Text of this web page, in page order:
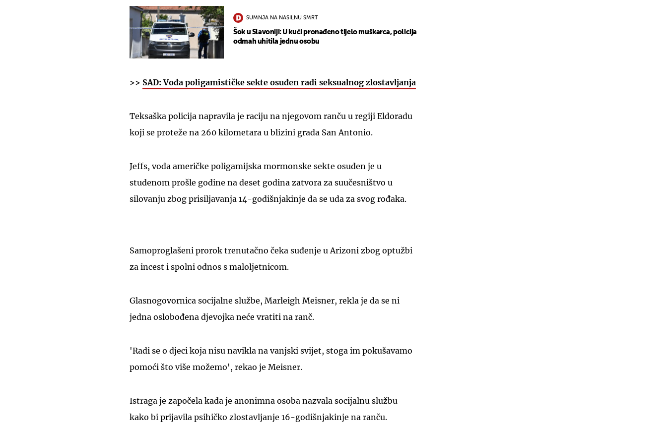
SUMNJA NA NASILNU SMRT
Šok u Slavoniji: U kući pronađeno tijelo muškarca, policija
odmah uhitila jednu osobu
>> SAD: Vođa poligamističke sekte osuđen radi seksualnog zlostavljanja
Teksaška policija napravila je raciju na njegovom ranču u regiji Eldoradu
koji se proteže na 260 kilometara u blizini grada San Antonio.
Jeffs, vođa američke poligamijska mormonske sekte osuđen je u
studenom prošle godine na deset godina zatvora za suučesništvo u
silovanju zbog prisiljavanja 14-godišnjakinje da se uda za svog rođaka.
Samoproglašeni prorok trenutačno čeka suđenje u Arizoni zbog optužbi
za incest i spolni odnos s maloljetnicom.
Glasnogovornica socijalne službe, Marleigh Meisner, rekla je da se ni
jedna oslobođena djevojka neće vratiti na ranč.
'Radi se o djeci koja nisu navikla na vanjski svijet, stoga im pokušavamo
pomoći što više možemo', rekao je Meisner.
Istraga je započela kada je anonimna osoba nazvala socijalnu službu
kako bi prijavila psihičko zlostavljanje 16-godišnjakinje na ranču.